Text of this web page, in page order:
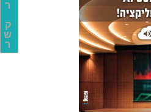
ר
ק
ש
ר